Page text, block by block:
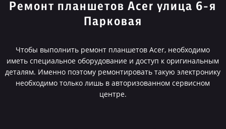
Ремонт планшетов Acer улица 6-я
Парковая
Чтобы выполнить ремонт планшетов Acer, необходимо
иметь специальное оборудование и доступ к оригинальным
деталям. Именно поэтому ремонтировать такую электронику
необходимо только лишь в авторизованном сервисном
центре.